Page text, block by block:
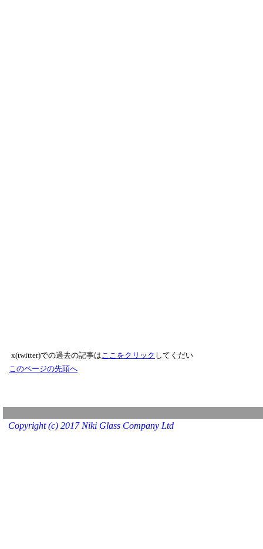
x(twitter)での過去の記事はここをクリック してくだい
このページの先頭へ
Copyright (c) 2017 Niki Glass Company Ltd